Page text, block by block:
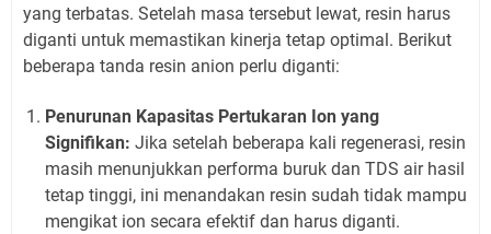
yang terbatas. Setelah masa tersebut lewat, resin harus
diganti untuk memastikan kinerja tetap optimal. Berikut
beberapa tanda resin anion perlu diganti:
Penurunan Kapasitas Pertukaran Ion yang
Signifikan: Jika setelah beberapa kali regenerasi, resin
masih menunjukkan performa buruk dan TDS air hasil
tetap tinggi, ini menandakan resin sudah tidak mampu
mengikat ion secara efektif dan harus diganti.